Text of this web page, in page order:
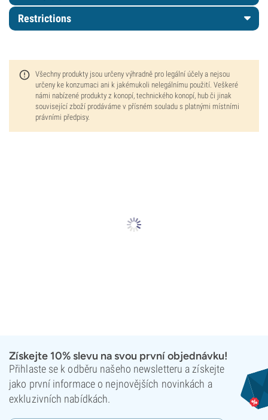
Restrictions
Všechny produkty jsou určeny výhradně pro legální účely a nejsou
určeny ke konzumaci ani k jakémukoli nelegálnímu použití. Veškeré
námi nabízené produkty z konopí, technického konopí, hub či jinak
související zboží prodáváme v přísném souladu s platnými místními
právními předpisy.
Získejte 10% slevu na svou první objednávku!
Přihlaste se k odběru našeho newsletteru a získejte
jako první informace o nejnovějších novinkách a
exkluzivních nabídkách.